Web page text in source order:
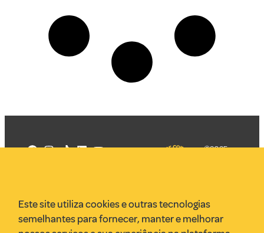
VR Assessoria
Parcerias
©2025
Este site utiliza cookies e outras tecnologias
semelhantes para fornecer, manter e melhorar